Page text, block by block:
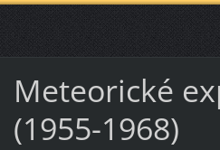
Meteorické
(1955-1968)